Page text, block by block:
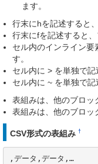
ます。
行末にhを記述すると
行末にfを記述すると
セル内のインライン要
す。
セル内に > を単独で
セル内に ~ を単独で
表組みは、他のブロッ
表組みは、他のブロッ
CSV形式の表組み †
,データ,データ,…